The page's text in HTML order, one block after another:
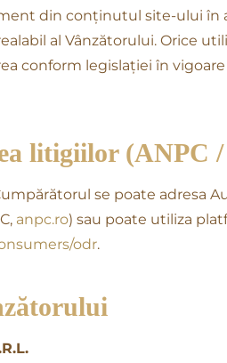
din conținutul site-ului în
al Vânzătorului. Orice
conform legislației în
litigiilor (ANPC
se poate adresa
anpc.ro) sau poate utiliza
odr.